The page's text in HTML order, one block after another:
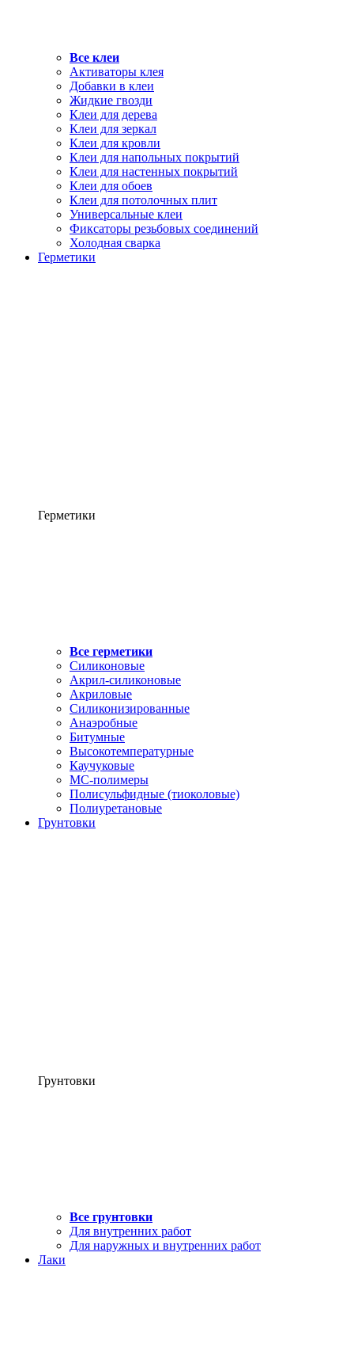
Все клеи
Активаторы клея
Добавки в клеи
Жидкие гвозди
Клеи для дерева
Клеи для зеркал
Клеи для кровли
Клеи для напольных покрытий
Клеи для настенных покрытий
Клеи для обоев
Клеи для потолочных плит
Универсальные клеи
Фиксаторы резьбовых соединений
Холодная сварка
Герметики
Герметики
Все герметики
Силиконовые
Акрил-силиконовые
Акриловые
Силиконизированные
Анаэробные
Битумные
Высокотемпературные
Каучуковые
МС-полимеры
Полисульфидные (тиоколовые)
Полиуретановые
Грунтовки
Грунтовки
Все грунтовки
Для внутренних работ
Для наружных и внутренних работ
Лаки